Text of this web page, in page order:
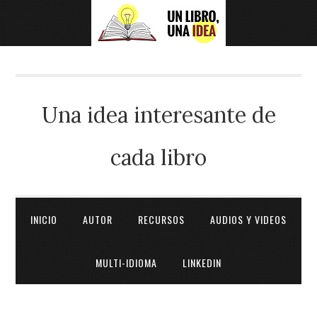
Una idea interesante de
cada libro
INICIO AUTOR RECURSOS AUDIOS Y VIDEOS
MULTI-IDIOMA LINKEDIN